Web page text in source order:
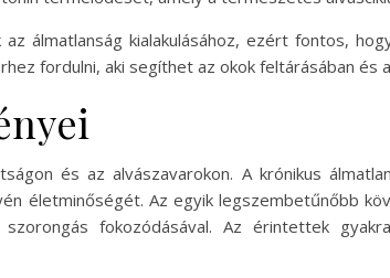
álmatlanság kialakulásához, ezért fontos,
fordulni, aki segíthet az okok feltárásában és
és az alvászavarokon. A krónikus
életminőségét. Az egyik legszembetűnőbb
fokozódásával. Az érintettek